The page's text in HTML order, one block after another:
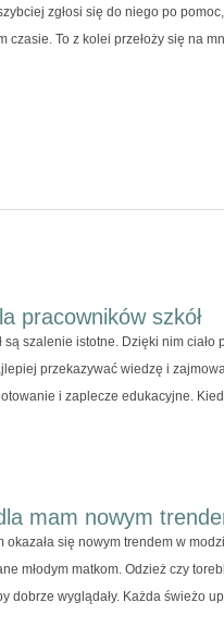
zgłosi się do niego po
czasie. To z kolei przełoży się na
pracowników szkół
są szalenie istotne. Dzięki nim
przekazywać wiedzę i
i zaplecze edukacyjne.
mam nowym
okazała się nowym trendem w
młodym matkom. Odzież czy
dobrze wyglądały. Każda świeżo